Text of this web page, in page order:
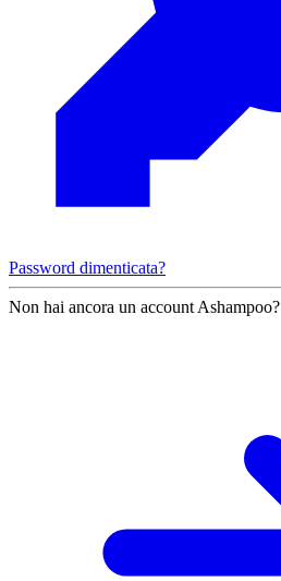
Password dimenticata?
Non hai ancora un account Ashampoo?